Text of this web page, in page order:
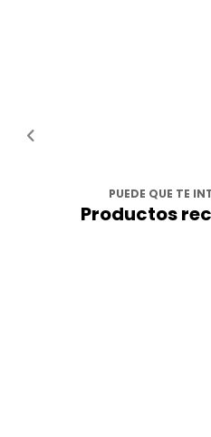
PUEDE QUE TE
Productos